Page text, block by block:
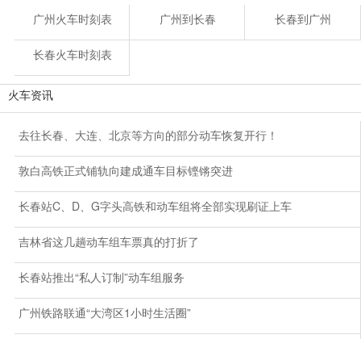
广州火车时刻表 广州到长春 长春到广州
长春火车时刻表
火车资讯
去往长春、大连、北京等方向的部分动车恢复开行！
敦白高铁正式铺轨向建成通车目标铿锵突进
长春站C、D、G字头高铁和动车组将全部实现刷证上车
吉林省这几趟动车组车票真的打折了
长春站推出“私人订制”动车组服务
广州铁路联通“大湾区1小时生活圈”